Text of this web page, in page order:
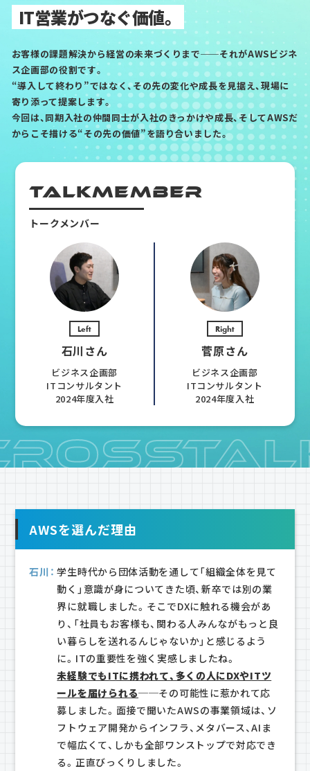
IT営業がつなぐ価値。
お客様の課題解決から経営の未来づくりまで──それがAWSビジネ
ス企画部の役割です。
“導入して終わり”ではなく、その先の変化や成長を見据え、現場に
寄り添って提案します。
今回は、同期入社の仲間同士が入社のきっかけや成長、そしてAWSだ
からこそ描ける“その先の価値”を語り合いました。
TALKMEMBER
トークメンバー
Left
石川さん
ビジネス企画部
ITコンサルタント
2024年度入社
Right
菅原さん
ビジネス企画部
ITコンサルタント
2024年度入社
AWSを選んだ理由
石川： 学生時代から団体活動を通して「組織全体を見て
動く」意識が身についてきた頃、新卒では別の業
界に就職しました。そこでDXに触れる機会があ
り、「社員もお客様も、関わる人みんながもっと良
い暮らしを送れるんじゃないか」と感じるよう
に。ITの重要性を強く実感しましたね。
未経験でもITに携われて、多くの人にDXやITツ
ールを届けられる──その可能性に惹かれて応
募しました。面接で聞いたAWSの事業領域は、ソ
フトウェア開発からインフラ、メタバース、AIま
で幅広くて、しかも全部ワンストップで対応でき
る。正直びっくりしました。